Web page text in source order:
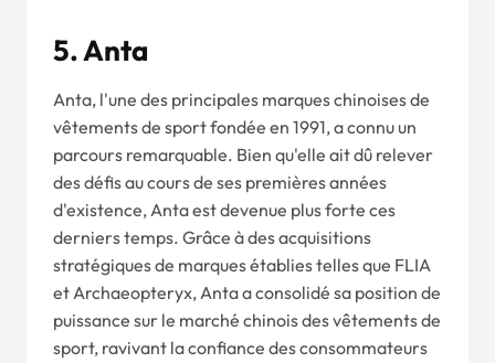
5. Anta
Anta, l'une des principales marques chinoises de
vêtements de sport fondée en 1991, a connu un
parcours remarquable. Bien qu'elle ait dû relever
des défis au cours de ses premières années
d'existence, Anta est devenue plus forte ces
derniers temps. Grâce à des acquisitions
stratégiques de marques établies telles que FLIA
et Archaeopteryx, Anta a consolidé sa position de
puissance sur le marché chinois des vêtements de
sport, ravivant la confiance des consommateurs